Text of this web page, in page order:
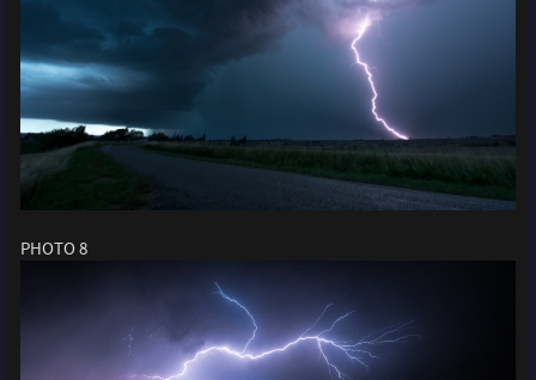
PHOTO 8